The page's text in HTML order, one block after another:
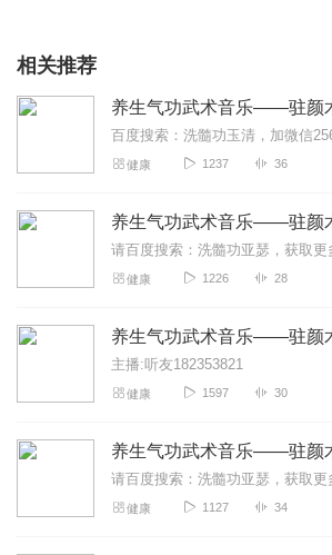
相关推荐
养生气功武术音乐——驻颜
健康 1237 36
养生气功武术音乐——驻颜
健康 1226 28
养生气功武术音乐——驻颜
主播:听友182353821
健康 1597 30
养生气功武术音乐——驻颜
健康 1127 34